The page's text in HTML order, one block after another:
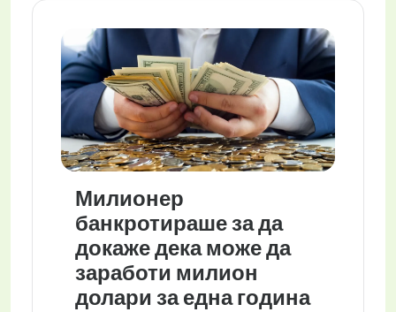
Милионер
банкротираше за да
докаже дека може да
заработи милион
долари за една година